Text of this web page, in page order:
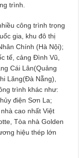
trình.
công trình trọng
gia, khu đô thị
Chính (Hà Nội);
tế, cảng Đình Vũ,
Cái Lân(Quảng
Lăng(Đà Nẵng),
trình khác như:
điện Sơn La;
cao nhất Việt
Tòa nhà Golden
hiệu thép lớn